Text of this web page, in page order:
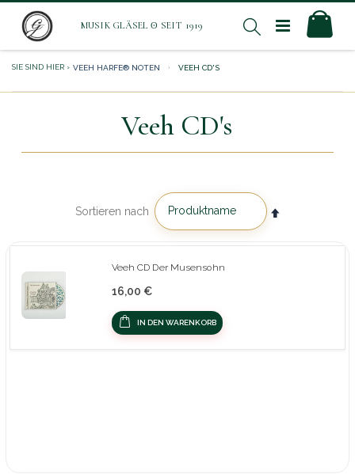
Direkt
zum
Suche
VEEH HARFE® NOTEN VEEH CD'S
Veeh CD's
Sortieren nach
In
Reihenfolge
Veeh CD Der Musensohn
16,00 €
IN DEN WARENKORB